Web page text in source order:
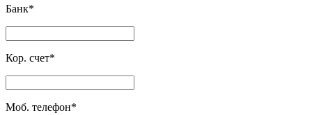
Банк*
Кор. счет*
Моб. телефон*